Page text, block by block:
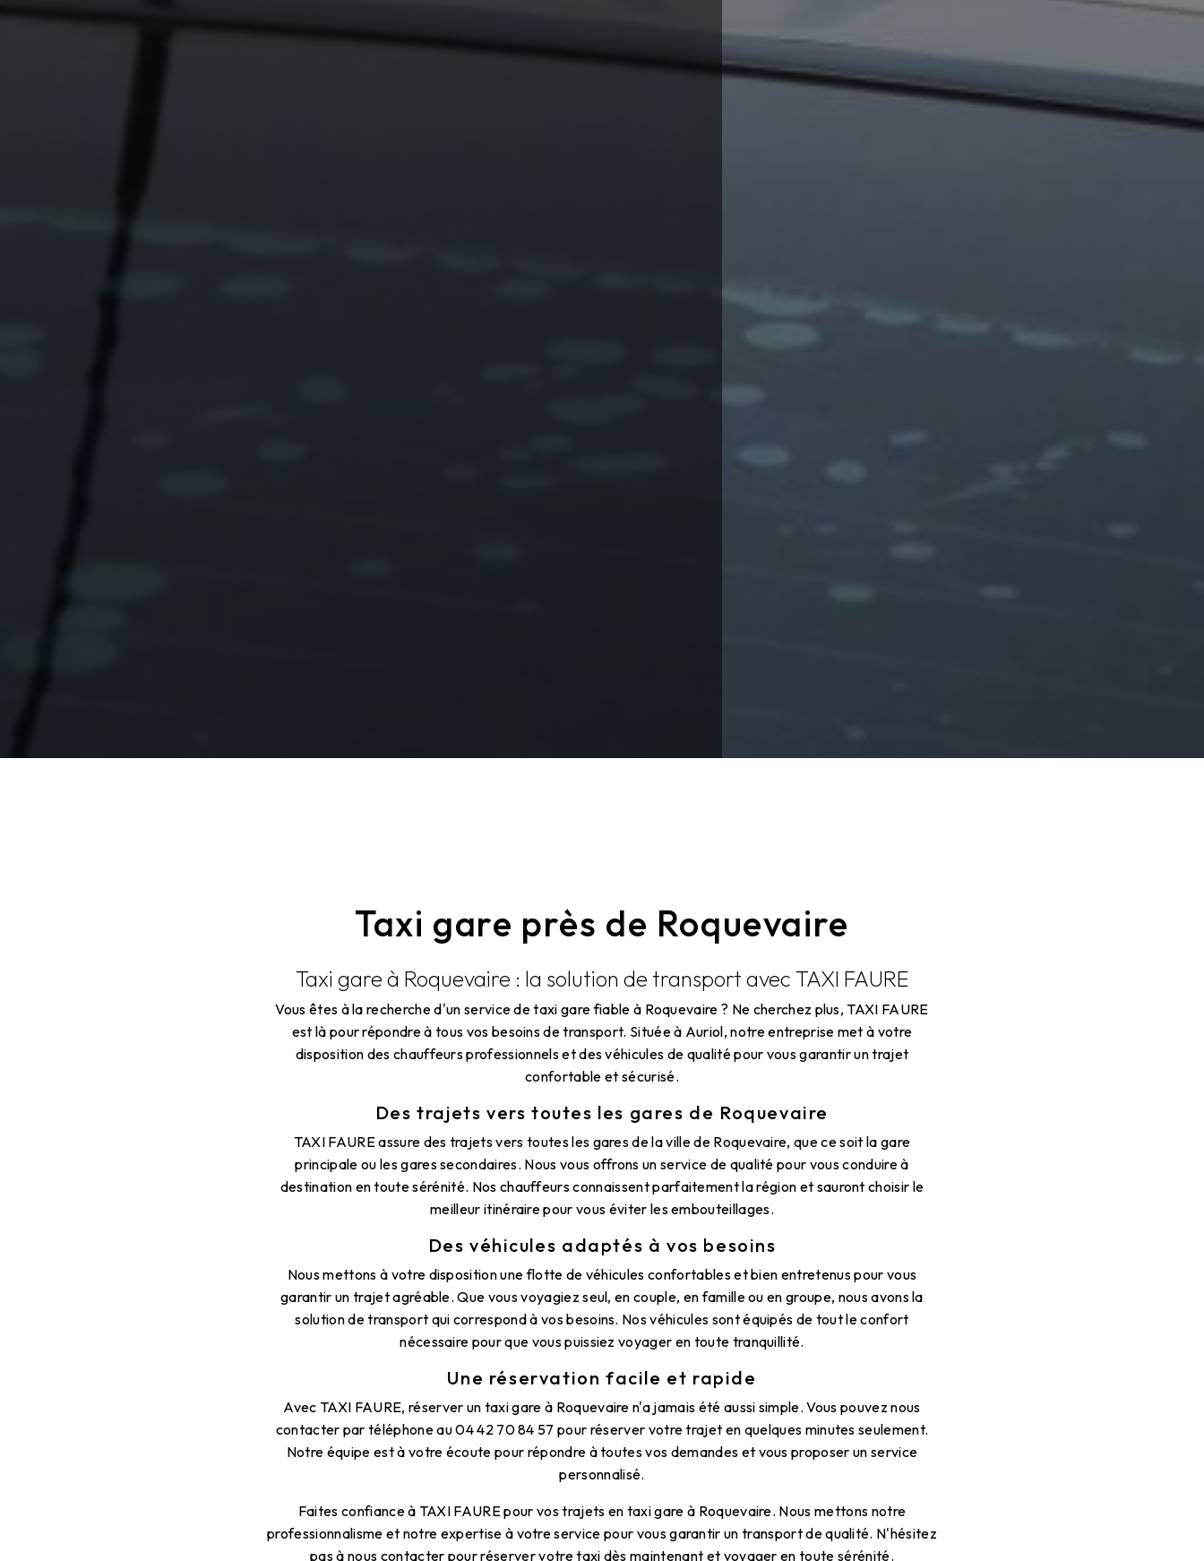
Taxi gare près de Roquevaire
Taxi gare à Roquevaire : la solution de transport avec TAXI FAURE
Vous êtes à la recherche d'un service de taxi gare fiable à Roquevaire ? Ne cherchez plus, TAXI FAURE
est là pour répondre à tous vos besoins de transport. Située à Auriol, notre entreprise met à votre
disposition des chauffeurs professionnels et des véhicules de qualité pour vous garantir un trajet
confortable et sécurisé.
Des trajets vers toutes les gares de Roquevaire
TAXI FAURE assure des trajets vers toutes les gares de la ville de Roquevaire, que ce soit la gare
principale ou les gares secondaires. Nous vous offrons un service de qualité pour vous conduire à
destination en toute sérénité. Nos chauffeurs connaissent parfaitement la région et sauront choisir le
meilleur itinéraire pour vous éviter les embouteillages.
Des véhicules adaptés à vos besoins
Nous mettons à votre disposition une flotte de véhicules confortables et bien entretenus pour vous
garantir un trajet agréable. Que vous voyagiez seul, en couple, en famille ou en groupe, nous avons la
solution de transport qui correspond à vos besoins. Nos véhicules sont équipés de tout le confort
nécessaire pour que vous puissiez voyager en toute tranquillité.
Une réservation facile et rapide
Avec TAXI FAURE, réserver un taxi gare à Roquevaire n'a jamais été aussi simple. Vous pouvez nous
contacter par téléphone au 04 42 70 84 57 pour réserver votre trajet en quelques minutes seulement.
Notre équipe est à votre écoute pour répondre à toutes vos demandes et vous proposer un service
personnalisé.
Faites confiance à TAXI FAURE pour vos trajets en taxi gare à Roquevaire. Nous mettons notre
professionnalisme et notre expertise à votre service pour vous garantir un transport de qualité. N'hésitez
pas à nous contacter pour réserver votre taxi dès maintenant et voyager en toute sérénité.